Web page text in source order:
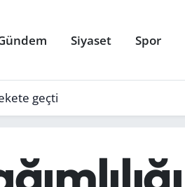
Siyaset Spor
geçti